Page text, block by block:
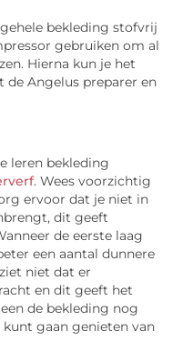
bekleding stofvrij
gebruiken om al
Hierna kun je het
de Angelus preparer en
leren bekleding
. Wees voorzichtig
ervoor dat je niet in
dit geeft
de eerste laag
een aantal dunnere
niet dat er
en dit geeft het
de bekleding nog
gaan genieten van